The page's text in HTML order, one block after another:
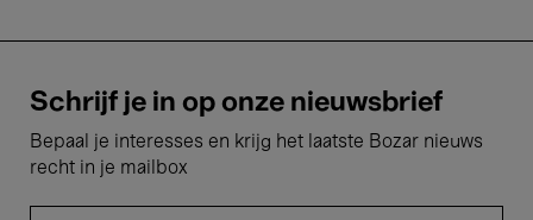
Schrijf je in op onze nieuwsbrief
Bepaal je interesses en krijg het laatste Bozar nieuws
recht in je mailbox